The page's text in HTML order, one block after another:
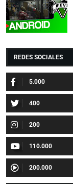
REDES SOCIALES
5.000
400
200
110.000
200.000